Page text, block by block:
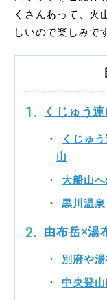
くさんあって、火
しいので楽しみで
くじゅう
くじゅ
山
大船山
黒川温泉
由布岳×湯
別府や湯
中央登